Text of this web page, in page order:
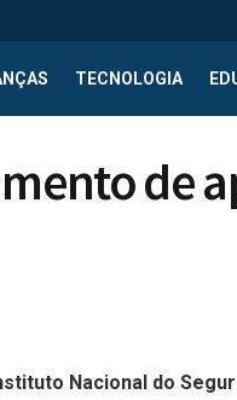
TECNOLOGIA
de
Nacional do